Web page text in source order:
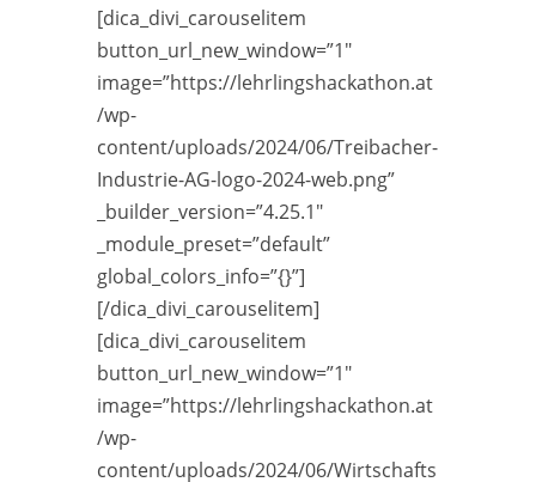
[dica_divi_carouselitem
button_url_new_window=”1″
image=”https://lehrlingshackathon.at
/wp-
content/uploads/2024/06/Treibacher-
Industrie-AG-logo-2024-web.png”
_builder_version=”4.25.1″
_module_preset=”default”
global_colors_info=”{}”]
[/dica_divi_carouselitem]
[dica_divi_carouselitem
button_url_new_window=”1″
image=”https://lehrlingshackathon.at
/wp-
content/uploads/2024/06/Wirtschafts